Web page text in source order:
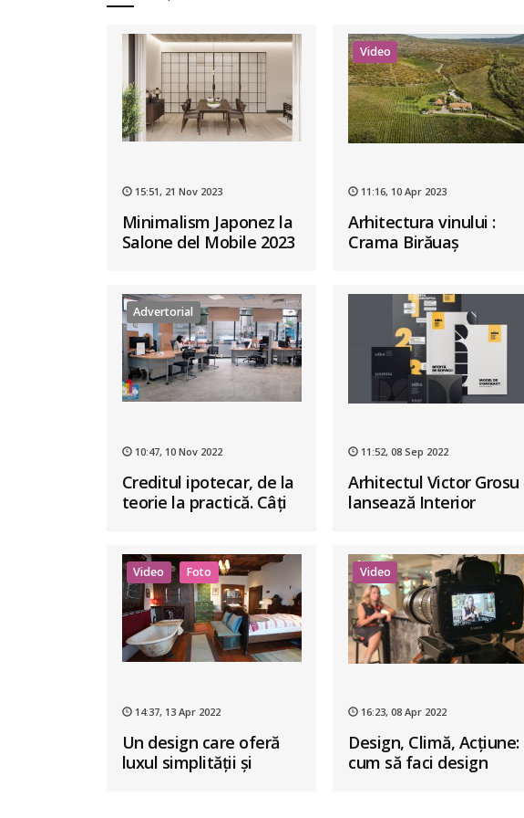
15:51, 21 Nov 2023
Minimalism Japonez la
Salone del Mobile 2023
Video
11:16, 10 Apr 2023
Arhitectura vinului :
Crama Birăuaș
Advertorial
10:47, 10 Nov 2022
Creditul ipotecar, de la
teorie la practică. Câți
11:52, 08 Sep 2022
Arhitectul Victor Grosu
lansează Interior
de business în design
interior din România
Video Foto
14:37, 13 Apr 2022
Un design care oferă
luxul simplității și
Video
16:23, 08 Apr 2022
Design, Climă, Acțiune:
cum să faci design